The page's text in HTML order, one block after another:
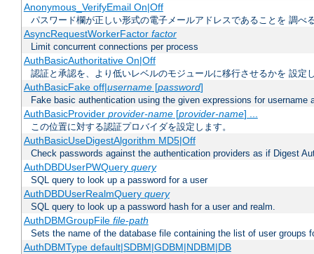
Anonymous_VerifyEmail On|Off
パスワード欄が正しい形式の電子メールアドレスであることを 調べ
AsyncRequestWorkerFactor factor
Limit concurrent connections per process
AuthBasicAuthoritative On|Off
認証と承認を、より低いレベルのモジュールに移行させるかを 設定
AuthBasicFake off|username[password]
Fake basic authentication using the given expressions for username
AuthBasicProvider provider-name[provider-name] ...
この位置に対する認証プロバイダを設定します。
AuthBasicUseDigestAlgorithm MD5|Off
Check passwords against the authentication providers as if Digest
AuthDBDUserPWQuery query
SQL query to look up a password for a user
AuthDBDUserRealmQuery query
SQL query to look up a password hash for a user and realm.
AuthDBMGroupFile file-path
Sets the name of the database file containing the list of user groups
AuthDBMType default|SDBM|GDBM|NDBM|DB